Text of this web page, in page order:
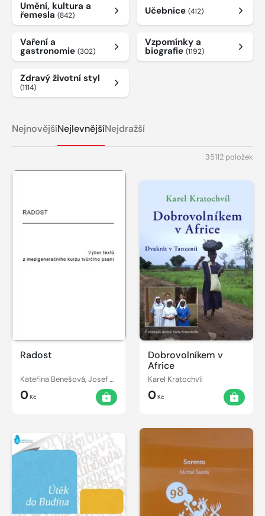
Umění, kultura a
řemesla (842) Učebnice (412)
Vaření a
gastronomie (302)
Vzpomínky a
biografie (1192)
Zdravý životní styl
(1114)
NejnovějšíNejlevnějšíNejdražší
35112 položek
Radost
Kateřina Benešová, Josef Beran
0Kč
Dobrovolníkem v
Africe
Karel Kratochvíl
0Kč